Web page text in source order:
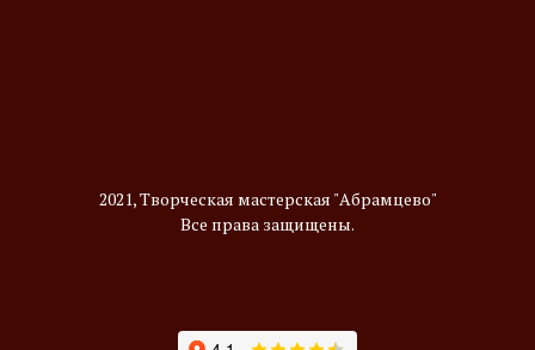
2021, Творческая мастерская "Абрамцево"
Все права защищены.